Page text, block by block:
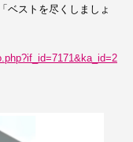
ベストを尽くしましょ